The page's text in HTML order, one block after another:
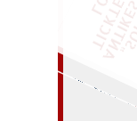
Falls
Affe Phallen
hat er falsche Last im Stall.